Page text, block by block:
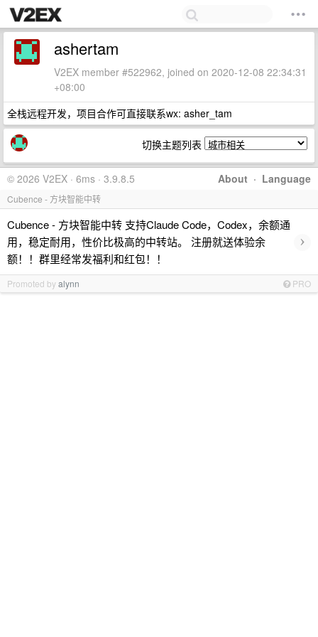
ashertam
V2EX member #522962, joined on 2020-12-08 22:34:31
+08:00
全栈远程开发，项目合作可直接联系wx: asher_tam
切换主题列表
About · Language
© 2026 V2EX · 6ms · 3.9.8.5
Cubence - 方块智能中转
Cubence - 方块智能中转 支持Claude Code，Codex，余额通
用，稳定耐用，性价比极高的中转站。 注册就送体验余
额！！群里经常发福利和红包！！
›
Promoted byalynn PRO